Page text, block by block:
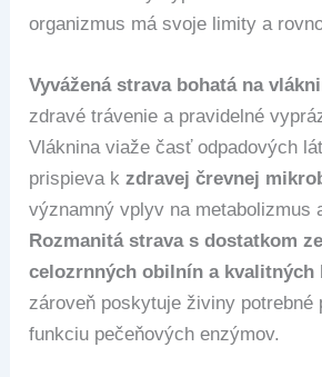
organizmus má svoje limity a
Vyvážená strava bohatá na
zdravé trávenie a pravidelné
Vláknina viaže časť odpadových
prispieva kzdravej črevnej
významný vplyv na metabolizmus
Rozmanitá strava s dostatkom
celozrnných obilnín a kvalitných
zároveň poskytuje živiny potrebné
funkciu pečeňových enzýmov.